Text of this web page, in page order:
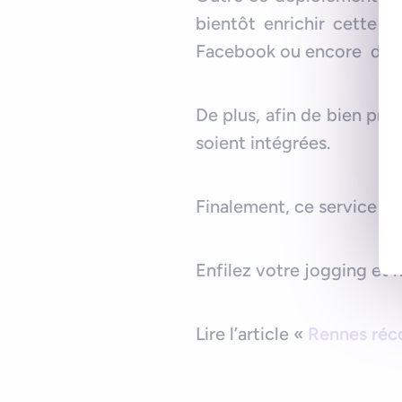
bientôt enrichir cette
Facebook ou encore
De plus, afin de bien
soient intégrées.
Finalement, ce service
Enfilez votre jogging et
Lire l’article « Rennes